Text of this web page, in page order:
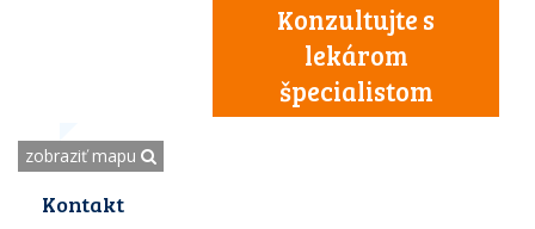
Konzultujte s
lekárom
špecialistom
zobraziť mapu
Kontakt